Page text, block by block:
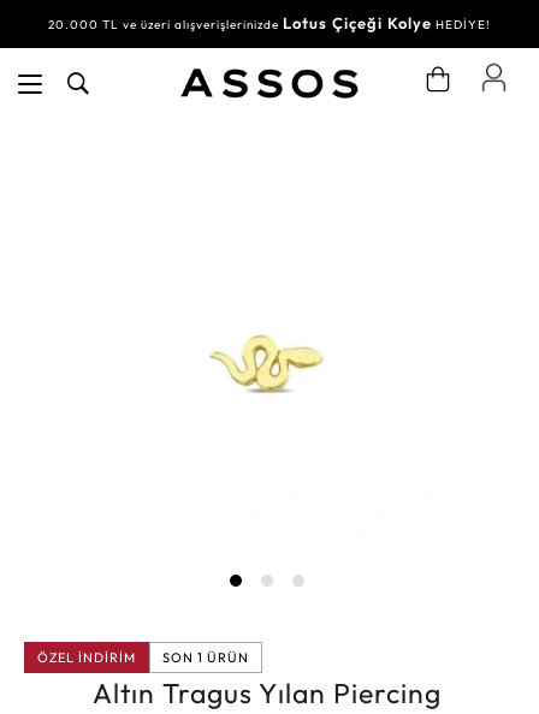
20.000 TL ve üzeri alışverişlerinizde Lotus Çiçeği Kolye HEDİYE!
ÖZEL İNDİRİM SON 1 ÜRÜN
Altın Tragus Yılan Piercing